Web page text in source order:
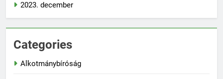
2023. december
Categories
Alkotmánybíróság